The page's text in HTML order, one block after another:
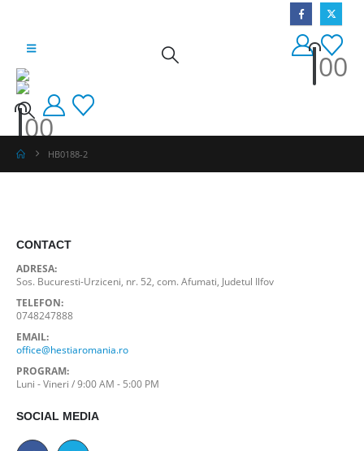
00
00
HB0188-2
CONTACT
ADRESA:
Sos. Bucuresti-Urziceni, nr. 52, com. Afumati, Judetul Ilfov
TELEFON:
0748247888
EMAIL:
office@hestiaromania.ro
PROGRAM:
Luni - Vineri / 9:00 AM - 5:00 PM
SOCIAL MEDIA